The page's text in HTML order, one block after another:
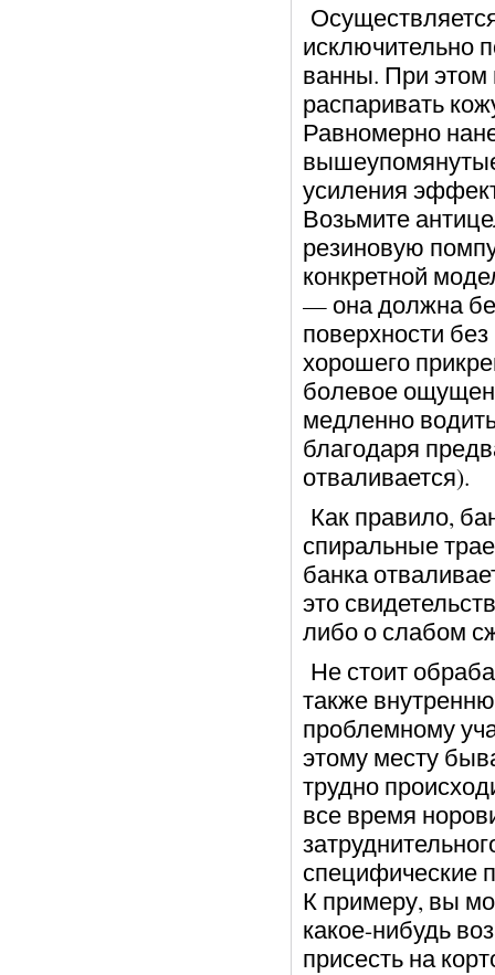
исключительно
ванны. При этом
распаривать
Равномерно
усиления
Возьмите
резиновую
конкретной
— она должна
поверхности
хорошего
болевое
медленно
благодаря
отваливается).
Как правило,
спиральные
банка
это
либо о слабом
Не стоит
также
проблемному
этому месту
трудно
все время
специфические
К примеру, вы
какое-нибудь
присесть на